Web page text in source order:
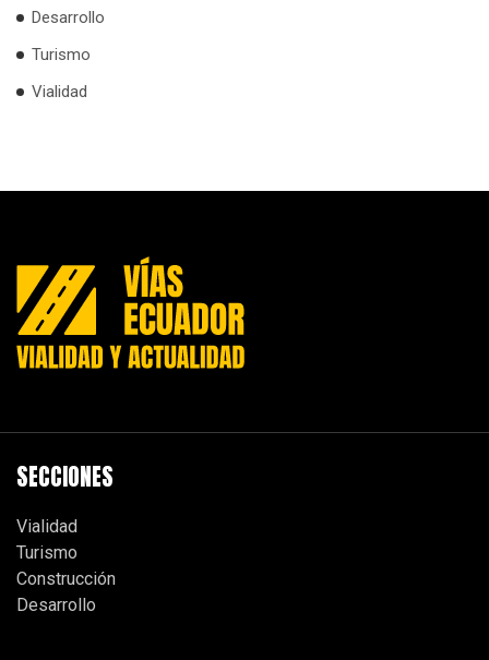
Desarrollo
Turismo
Vialidad
SECCIONES
Vialidad
Turismo
Construcción
Desarrollo